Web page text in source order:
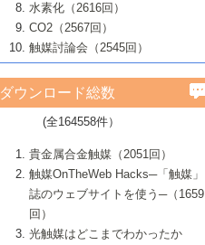
6号 イオニクス材料と燃料電池・電解合成
の最新の研究動向
B号 第117回触媒討論会（2016年・大阪府
立大学）
進歩
6号 ナノシート
B号 第115回触媒討論会（2015年・成蹊大
する触媒技術
6号 ポリオキソメタレート
B号 第113回触媒討論会（2014年・ロワジ
ールホテル豊橋）
5号 バイオマス化成品製造のための固体触
6号 ナノ空間─吸着状態解析から新機能開拓
B号 第111回触媒討論会（2013年・関西大
5号 光触媒による物質変換反応の新展開
6号 グラフェン
7号 水素を利用する化成品合成の新潮流
4号 触媒のその場観察法の進歩（２）
5号 不活性結合の触媒的活性化による有機
合成
6号 新しい固体酸触媒技術
7号 ゼオライト合成における最近の進歩
3号 ナノ構造が拓く新機能
4号 活性サイトおよびその環境の精密な設
計による触媒の高機能化
5号 触媒を有効に使うための技術
7号 有機分子触媒による精密有機合成
8号 高機能化ポリオレフィンに向けた重合
触媒の最近の進展
2号 第103回触媒討論会
3号 環境浄化用光触媒の現状と課題
4号 水素社会の実現に向けた水素製造・貯
蔵技術の進歩
5号 CO2が関わる触媒・材料
7号 持続可能社会実現のための触媒および
触媒関連技術
1号 触媒化学と学会のこの10年，半世紀，
そして未来
2号 第101回触媒討論会
4号 錯体を利用したユニークな表面構造の
構築と機能
5号 若手会員による触媒研究の未来展望1：
企業編
6号 第102回触媒討論会
7号 触媒・化学反応における計算化学の進
▼49巻（2007年）
1号 含フッ素化合物の合成と触媒
2号 第99回触媒討論会
3号 実用的ファインケミカル合成プロセス
を実現する触媒
5号 こんな物質，あんな物質―新たな触媒
の可能性―
7号 『結晶の化学』を活かした触媒研究
▼48巻（2006年）
1号 固体酸触媒の最近の進歩
2号 第97回触媒討論会
3号 リビング重合触媒の最近の展開
5号 水素製造・貯蔵のための触媒技術の新
しい展開
6号 第98回触媒討論会
7号 基礎化学品製造の触媒技術
1号 最近の触媒担体とその効果
2号 第95回触媒討論会
4号 水分解用光触媒材料
5号 時間分解分光の進歩と応用
6号 第96回触媒討論会
▼46巻（2004年）
1号 部分酸化反応触媒の最前線
2号 第93回触媒討論会
3号 特殊エネルギー場の触媒反応
4号 生体内における金属の触媒作用
5号 ファインケミカルズの展開に寄与する
▼45巻（2003年）
1号 なぜこの触媒が良いのか？
2号 第91回触媒討論会
3号 最近の自動車排ガス処理技術
4号 触媒研究の現状と将来─第90回触媒討論
▼44巻（2002年）
1号 高次制御された触媒の化学
2号 第89回触媒討論会
3号 触媒を利用した電気化学の新展開
▼43巻（2001年）
1号 グリーンケミストリーと触媒
2号 第87回触媒討論会特集号
▼42巻（2000年）
1号 触媒反応工学の明日を拓く
▼41巻（1999年）
水素化（2616回）
CO2（2567回）
触媒討論会（2545回）
ダウンロード総数
(全164558件）
貴金属合金触媒（2051回）
触媒OnTheWeb Hacks─「触媒」
誌のウェブサイトを使う─（1659
回）
光触媒はどこまでわかったか